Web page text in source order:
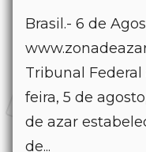
Brasil.- 6 de
Tribunal
feira, 5 de
de azar
de...